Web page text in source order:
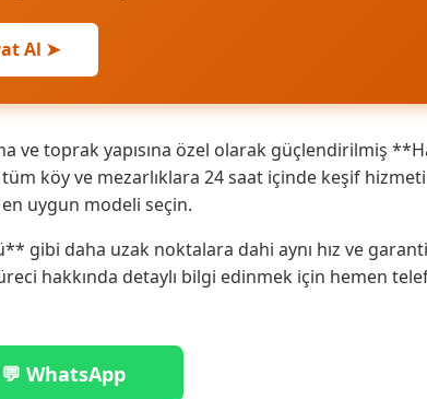
Al ➤
ve toprak yapısına özel olarak güçlendirilmiş
köy ve mezarlıklara 24 saat içinde keşif
uygun modeli seçin.
gibi daha uzak noktalara dahi aynı hız ve
hakkında detaylı bilgi edinmek için hemen
💬 WhatsApp